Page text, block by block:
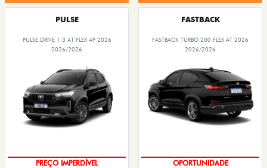
PULSE
PULSE DRIVE 1.3 AT FLEX 4P 2026
2026/2026
O SUV AUTOMÁTICO MAIS
FASTBACK
FASTBACK TURBO 200 FLEX AT 2026
2026/2026
OPORTUNIDADE